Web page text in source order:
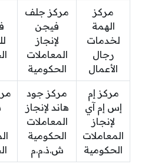
مركز
الهمة
لخدمات
رجال
الأعمال
مركز جلف
فيجن
لإنجاز
المعاملات
الحكومية
مركز إم
إس إم آي
لإنجاز
المعاملات
الحكومية
مركز جود
هاند لإنجاز
المعاملات
الحكومية
ش.ذ.م.م